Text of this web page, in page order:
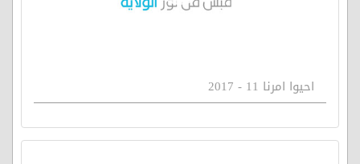
احيوا امرنا 11 - 2017